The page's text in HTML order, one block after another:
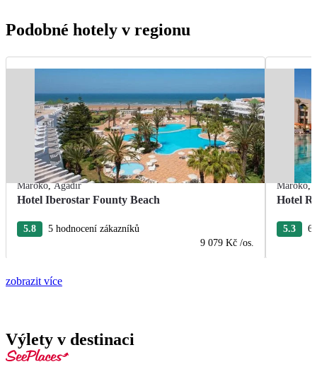
Podobné hotely v regionu
Maroko,Agadir
Hotel Iberostar Founty Beach
5.8
5 hodnocení zákazníků
9 079 Kč /os.
Maroko,
Hotel
5.3 6
zobrazit více
Výlety v destinaci